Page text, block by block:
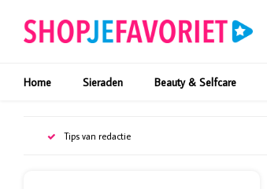
Home Sieraden Beauty & Selfcare
Tips van redactie